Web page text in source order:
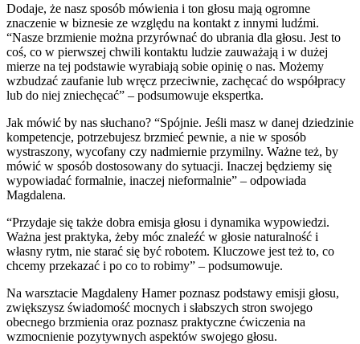
Dodaje, że nasz sposób mówienia i ton głosu mają ogromne
znaczenie w biznesie ze względu na kontakt z innymi ludźmi.
“Nasze brzmienie można przyrównać do ubrania dla głosu. Jest to
coś, co w pierwszej chwili kontaktu ludzie zauważają i w dużej
mierze na tej podstawie wyrabiają sobie opinię o nas. Możemy
wzbudzać zaufanie lub wręcz przeciwnie, zachęcać do współpracy
lub do niej zniechęcać” – podsumowuje ekspertka.
Jak mówić by nas słuchano? “Spójnie. Jeśli masz w danej dziedzinie
kompetencje, potrzebujesz brzmieć pewnie, a nie w sposób
wystraszony, wycofany czy nadmiernie przymilny. Ważne też, by
mówić w sposób dostosowany do sytuacji. Inaczej będziemy się
wypowiadać formalnie, inaczej nieformalnie” – odpowiada
Magdalena.
“Przydaje się także dobra emisja głosu i dynamika wypowiedzi.
Ważna jest praktyka, żeby móc znaleźć w głosie naturalność i
własny rytm, nie starać się być robotem. Kluczowe jest też to, co
chcemy przekazać i po co to robimy” – podsumowuje.
Na warsztacie Magdaleny Hamer poznasz podstawy emisji głosu,
zwiększysz świadomość mocnych i słabszych stron swojego
obecnego brzmienia oraz poznasz praktyczne ćwiczenia na
wzmocnienie pozytywnych aspektów swojego głosu.